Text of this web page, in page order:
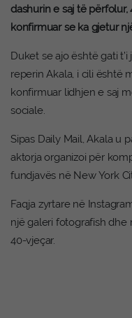
dashurin e saj të
konfirmuar se ka gjetur
Duket se ajo është gati
reperin Akala, i cili është
konfirmuar lidhjen e saj
sociale.
Sipas Daily Mail, Akala u
aktorja organizoi për
fundjavës në New York
Faqja zyrtare në
një galeri fotografish dhe
40-vjeçar.